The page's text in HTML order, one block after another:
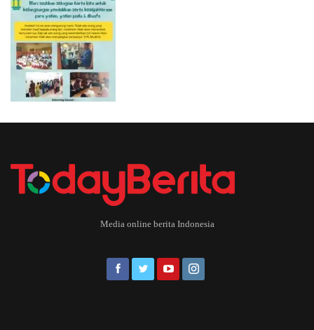
Media online berita Indonesia